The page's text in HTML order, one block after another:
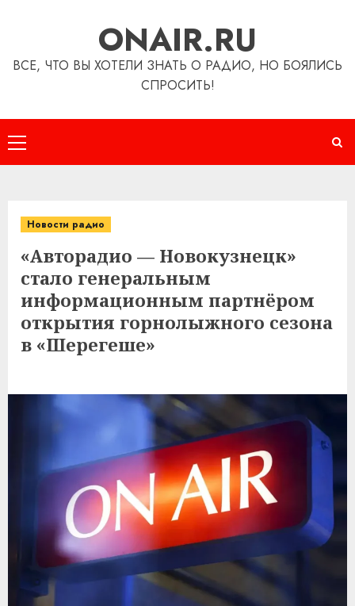
ONAIR.RU
ВСЕ, ЧТО ВЫ ХОТЕЛИ ЗНАТЬ О РАДИО, НО БОЯЛИСЬ
СПРОСИТЬ!
Основное
меню
Новости радио
«Авторадио — Новокузнецк»
стало генеральным
информационным партнёром
открытия горнолыжного сезона
в «Шерегеше»